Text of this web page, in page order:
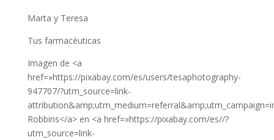
Marta y Teresa
Tus farmacéuticas
Imagen de <a
href=»https://pixabay.com/es/users/tesaphotography-
947707/?utm_source=link-
Robbins</a> en <a href=»https://pixabay.com/es//?
utm_source=link-